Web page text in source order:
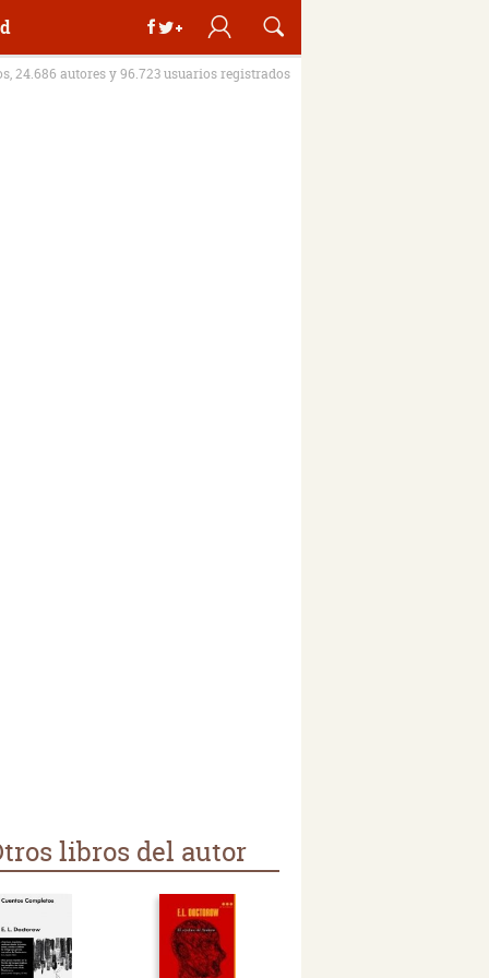
24.686 autores y 96.723 usuarios registrados
libros del autor